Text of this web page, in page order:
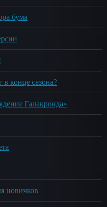
бума
конце сезона?
Галакронда»
новичков